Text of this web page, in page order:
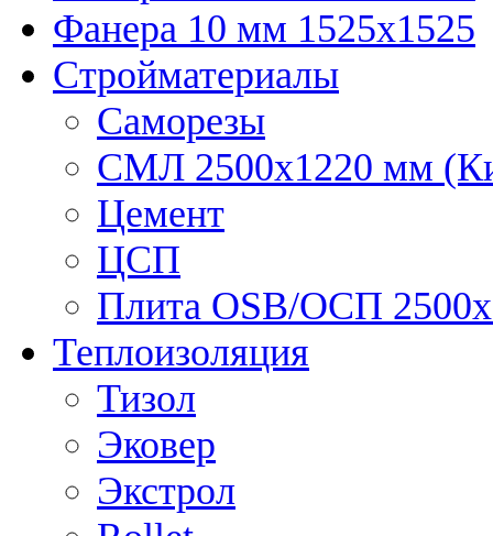
Фанера 10 мм 1525х1525
Стройматериалы
Саморезы
СМЛ 2500х1220 мм
Цемент
ЦСП
Плита OSB/ОСП
Теплоизоляция
Тизол
Эковер
Экстрол